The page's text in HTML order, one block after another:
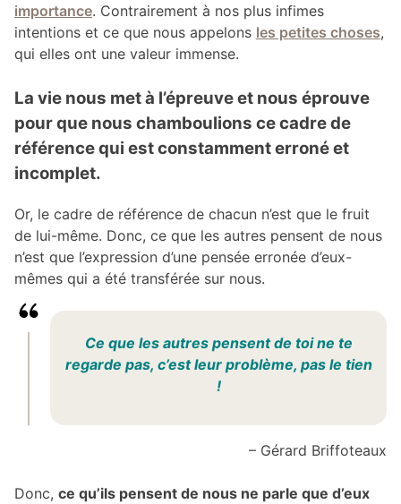
importance. Contrairement à nos plus infimes
intentions et ce que nous appelons les petites choses,
qui elles ont une valeur immense.
La vie nous met à l’épreuve et nous éprouve
pour que nous chamboulions ce cadre de
référence qui est constamment erroné et
incomplet.
Or, le cadre de référence de chacun n’est que le fruit
de lui-même. Donc, ce que les autres pensent de nous
n’est que l’expression d’une pensée erronée d’eux-
mêmes qui a été transférée sur nous.
Ce que les autres pensent de toi ne te
regarde pas, c’est leur problème, pas le tien
!
– Gérard Briffoteaux
Donc, ce qu’ils pensent de nous ne parle que d’eux